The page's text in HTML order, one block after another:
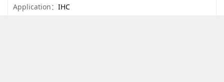
Application： IHC